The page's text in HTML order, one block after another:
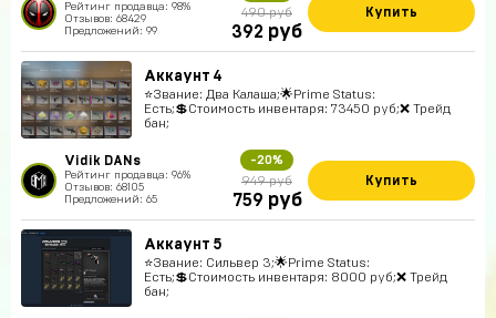
Рейтинг продавца: 98%
Отзывов: 68429
Предложений: 99
490 руб
392 руб
Купить
Аккаунт 4
⭐️Звание: Два Калаша;🌟Prime Status:
Есть;💲Стоимость инвентаря: 73450 руб;❌ Трейд
бан;
Vidik DANs
Рейтинг продавца: 96%
Отзывов: 68105
Предложений: 65
-20%
949 руб
759 руб
Купить
Аккаунт 5
⭐️Звание: Сильвер 3;🌟Prime Status:
Есть;💲Стоимость инвентаря: 8000 руб;❌ Трейд
бан;